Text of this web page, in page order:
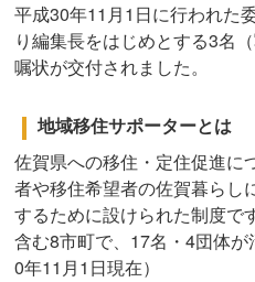
平成30年11月1日に行われた
り編集長をはじめとする3名
嘱状が交付されました。
地域移住サポーターとは
佐賀県への移住・定住促進に
者や移住希望者の佐賀暮らし
するために設けられた制度で
含む8市町で、17名・4団体
0年11月1日現在）